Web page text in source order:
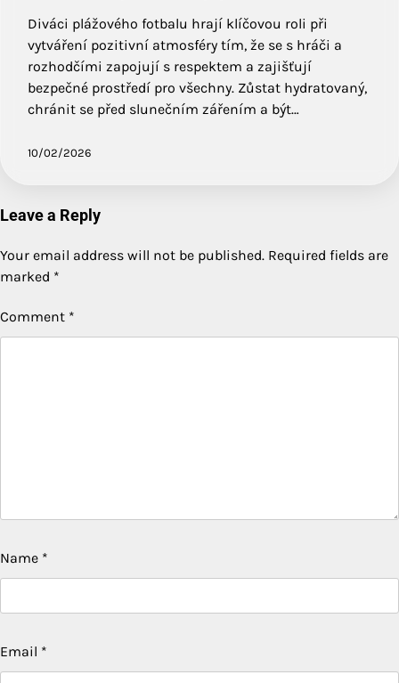
Diváci plážového fotbalu hrají klíčovou roli při
vytváření pozitivní atmosféry tím, že se s hráči a
rozhodčími zapojují s respektem a zajišťují
bezpečné prostředí pro všechny. Zůstat hydratovaný,
chránit se před slunečním zářením a být…
10/02/2026
Leave a Reply
Your email address will not be published. Required fields are
marked *
Comment *
Name *
Email *